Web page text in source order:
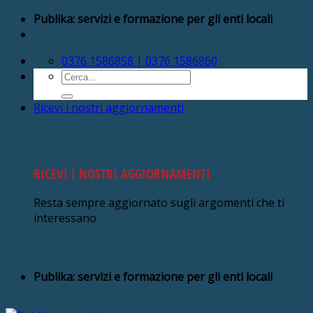
Salta Publika: servizi e formazione per gli enti locali
0376 1586858 | 0376 1586860
Cerca:
Ricevi i nostri aggiornamenti
RICEVI I NOSTRI AGGIORNAMENTI
Resta sempre aggiornato sugli argomenti che ti
interessano
Publika: servizi e formazione per gli enti locali